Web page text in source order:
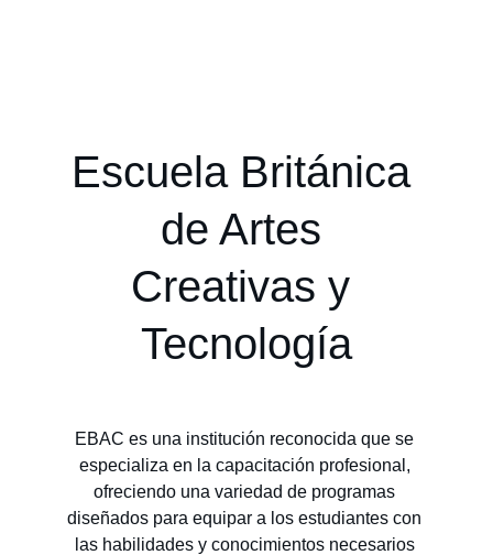
Escuela Británica
de Artes
Creativas y
Tecnología
EBAC es una institución reconocida que se
especializa en la capacitación profesional,
ofreciendo una variedad de programas
diseñados para equipar a los estudiantes con
las habilidades y conocimientos necesarios